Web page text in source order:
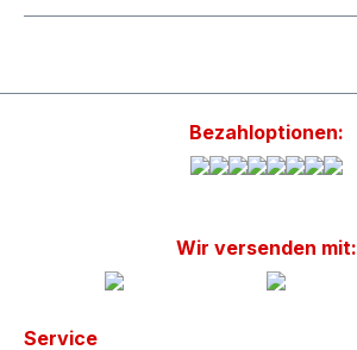
Bezahloptionen:
Wir versenden mit:
Service